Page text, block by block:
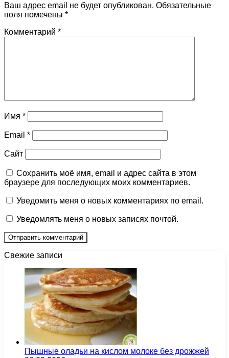
Ваш адрес email не будет опубликован. Обязательные
поля помечены *
Комментарий *
Имя *
Email *
Сайт
Сохранить моё имя, email и адрес сайта в этом
браузере для последующих моих комментариев.
Уведомить меня о новых комментариях по email.
Уведомлять меня о новых записях почтой.
Свежие записи
Пышные оладьи на кислом молоке без дрожжей